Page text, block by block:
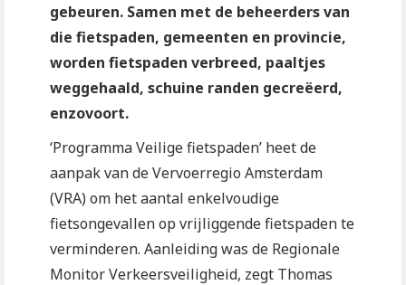
gebeuren. Samen met de beheerders van
die fietspaden, gemeenten en provincie,
worden fietspaden verbreed, paaltjes
weggehaald, schuine randen gecreëerd,
enzovoort.
‘Programma Veilige fietspaden’ heet de
aanpak van de Vervoerregio Amsterdam
(VRA) om het aantal enkelvoudige
fietsongevallen op vrijliggende fietspaden te
verminderen. Aanleiding was de Regionale
Monitor Verkeersveiligheid, zegt Thomas